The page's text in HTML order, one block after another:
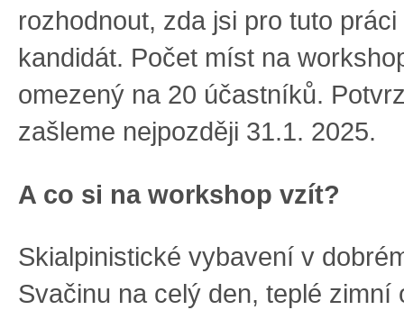
rozhodnout, zda jsi pro tuto
kandidát. Počet míst na
omezený na 20 účastníků.
zašleme nejpozději 31.1. 2025.
A co si na workshop vzít?
Skialpinistické vybavení v
Svačinu na celý den, teplé zimní